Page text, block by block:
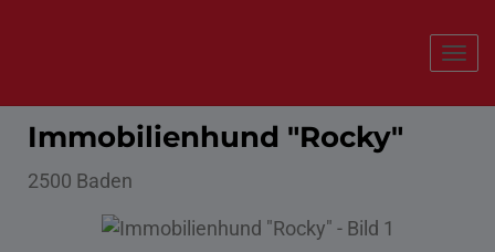
Immobilienhund "Rocky"
2500 Baden